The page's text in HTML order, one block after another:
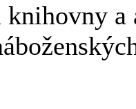
knihovny